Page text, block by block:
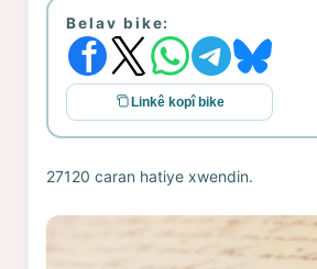
Belav bike:
Linkê kopî bike
27120 caran hatiye xwendin.